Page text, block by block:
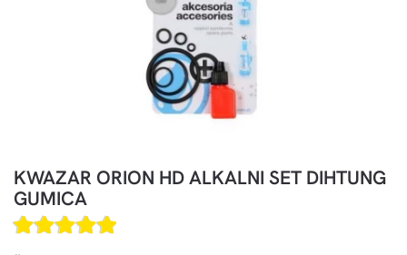
KWAZAR ORION HD ALKALNI SET DIHTUNG
GUMICA
KWAZAR ORION HD